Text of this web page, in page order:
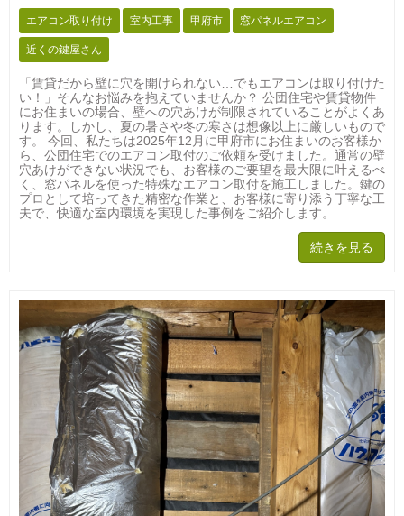
エアコン取り付け 室内工事 甲府市 窓パネルエアコン
近くの鍵屋さん
「賃貸だから壁に穴を開けられない…でもエアコンは取り付けた
い！」そんなお悩みを抱えていませんか？ 公団住宅や賃貸物件
にお住まいの場合、壁への穴あけが制限されていることがよくあ
ります。しかし、夏の暑さや冬の寒さは想像以上に厳しいもので
す。 今回、私たちは2025年12月に甲府市にお住まいのお客様か
ら、公団住宅でのエアコン取付のご依頼を受けました。通常の壁
穴あけができない状況でも、お客様のご要望を最大限に叶えるべ
く、窓パネルを使った特殊なエアコン取付を施工しました。鍵の
プロとして培ってきた精密な作業と、お客様に寄り添う丁寧な工
夫で、快適な室内環境を実現した事例をご紹介します。
続きを見る